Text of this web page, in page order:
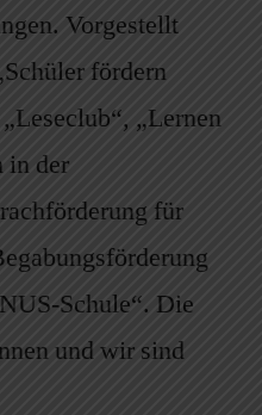
Vorgestellt
fördern
„Lernen
in der
für
Schule“. Die
und wir sind